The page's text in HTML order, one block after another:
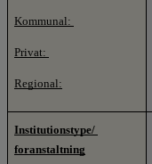
Kommunal:
Privat:
Regional:
Institutionstype/
foranstaltning